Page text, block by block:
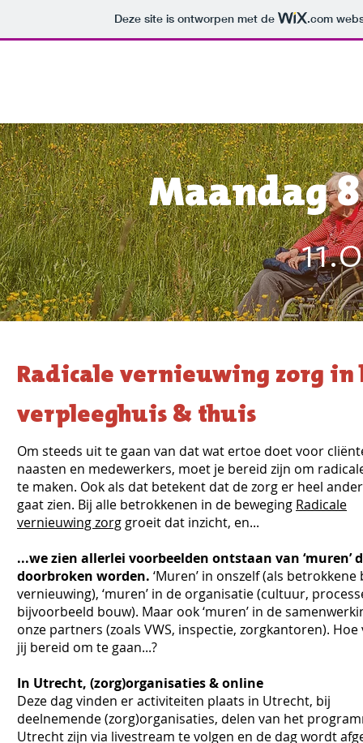
Deze site is ontworpen met de .com
Maandag
Radicale vernieuwing zorg in
verpleeghuis & thuis
Om steeds uit te gaan van dat wat ertoe doet voor
naasten en medewerkers, moet je bereid zijn om
te maken. Ook als dat betekent dat de zorg er heel
gaat zien. Bij alle betrokkenen in de beweging Radicale
vernieuwing zorg groeit dat inzicht, en...
...we zien allerlei voorbeelden ontstaan van ‘muren’
doorbroken worden. ‘Muren’ in onszelf (als betrokkene
vernieuwing), ‘muren’ in de organisatie (cultuur,
bijvoorbeeld bouw). Maar ook ‘muren’ in de
onze partners (zoals VWS, inspectie, zorgkantoren). Hoe
jij bereid om te gaan...?
In Utrecht, (zorg)organisaties & online
Deze dag vinden er activiteiten plaats in Utrecht, bij
deelnemende (zorg)organisaties, delen van het
Utrecht zijn via livestream te volgen en de dag wordt